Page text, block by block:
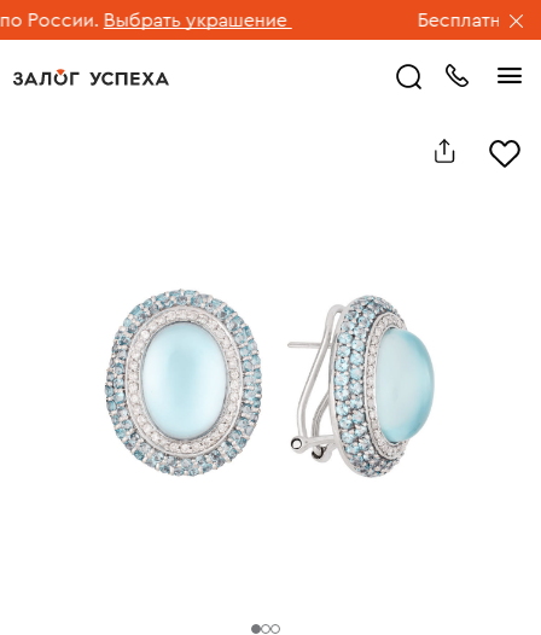
России. Выбрать украшение Бесплатная